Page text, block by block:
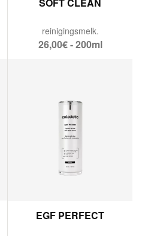
SOFT CLEAN
reinigingsmelk.
26,00€ - 200ml
EGF PERFECT